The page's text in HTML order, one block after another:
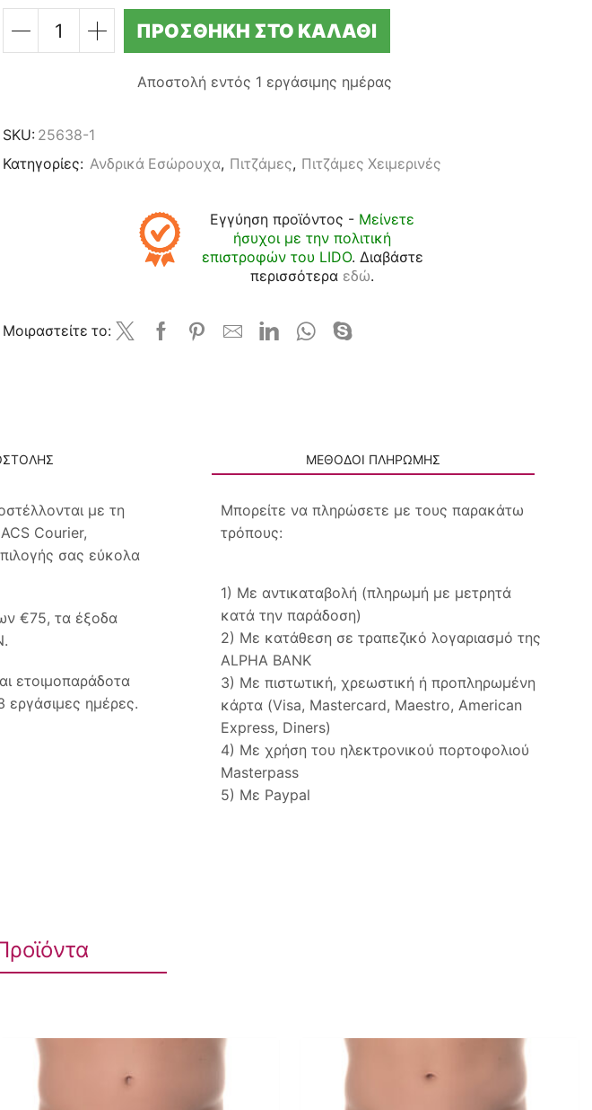
ΕΛΛΗΝΙΚΗ
ΑΝΔΡΙΚΗ
ΛΑΣΤΙΧΟ
ΜΠΛΕ
ΠΡΟΣΘΉΚΗ ΣΤΟ ΚΑΛΆΘΙ
Αποστολή εντός 1 εργάσιμης ημέρας
SKU: 25638-1
Κατηγορίες: Ανδρικά Εσώρουχα, Πιτζάμες, Πιτζάμες Χειμερινές
Εγγύηση προϊόντος - Μείνετε
ήσυχοι με την πολιτική
επιστροφών του LIDO. Διαβάστε
περισσότερα εδώ.
Μοιραστείτε το:
ΜΕΘΟΔΟΙ ΠΛΗΡΩΜΗΣ
με τη
Courier,
σας εύκολα
€75, τα έξοδα
ετοιμοπαράδοτα
εργάσιμες ημέρες.
Μπορείτε να πληρώσετε με τους παρακάτω
τρόπους:
1) Με αντικαταβολή (πληρωμή με μετρητά
κατά την παράδοση)
2) Με κατάθεση σε τραπεζικό λογαριασμό της
ALPHA BANK
3) Με πιστωτική, χρεωστική ή προπληρωμένη
κάρτα (Visa, Mastercard, Maestro, American
Express, Diners)
4) Με χρήση του ηλεκτρονικού πορτοφολιού
Masterpass
5) Με Paypal